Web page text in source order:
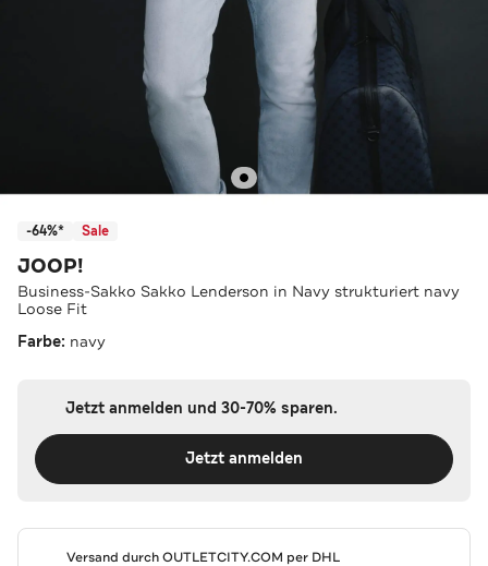
-64%* Sale
JOOP!
Business-Sakko Sakko Lenderson in Navy strukturiert navy
Loose Fit
Farbe: navy
Jetzt anmelden und 30-70% sparen.
Jetzt anmelden
Versand durchOUTLETCITY.COM per DHL